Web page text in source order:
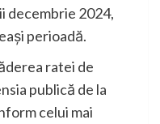
decembrie 2024,
perioadă.
ratei de
publică de la
celui mai